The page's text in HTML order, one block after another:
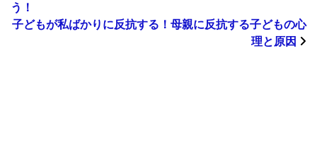
う！
子どもが私ばかりに反抗する！母親に反抗する子どもの心
理と原因